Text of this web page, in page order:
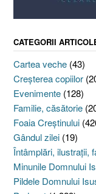
CATEGORII
Cartea veche (43)
Creşterea copiilor
Evenimente (128)
Familie, căsătorie
Foaia Creştinului
Gândul zilei (19)
Întâmplări, ilustraţii,
Minunile Domnului
Pildele Domnului